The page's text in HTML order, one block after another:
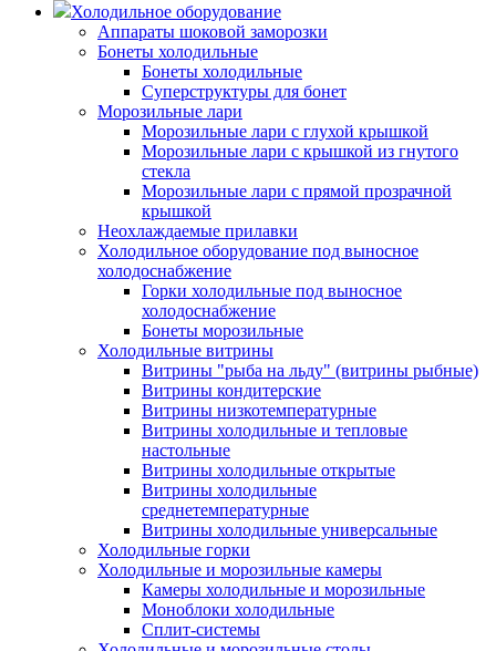
Холодильное оборудование
Аппараты шоковой заморозки
Бонеты холодильные
Бонеты холодильные
Суперструктуры для бонет
Морозильные лари
Морозильные лари с глухой крышкой
Морозильные лари с крышкой из гнутого
стекла
Морозильные лари с прямой прозрачной
крышкой
Неохлаждаемые прилавки
Холодильное оборудование под выносное
холодоснабжение
Горки холодильные под выносное
холодоснабжение
Бонеты морозильные
Холодильные витрины
Витрины "рыба на льду" (витрины рыбные)
Витрины кондитерские
Витрины низкотемпературные
Витрины холодильные и тепловые
настольные
Витрины холодильные открытые
Витрины холодильные
среднетемпературные
Витрины холодильные универсальные
Холодильные горки
Холодильные и морозильные камеры
Камеры холодильные и морозильные
Моноблоки холодильные
Сплит-системы